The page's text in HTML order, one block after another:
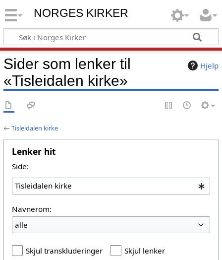
NORGES KIRKER
Hjelp
Sider som lenker til
«Tisleidalen kirke»
←Tisleidalen kirke
Lenker hit
Side:
Navnerom:
alle
Skjul transkluderinger
Skjul lenker